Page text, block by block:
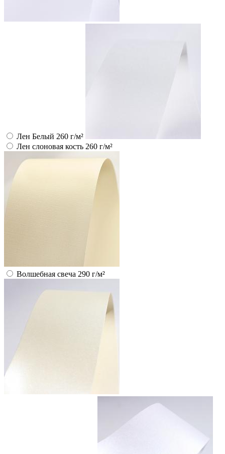
Лен Белый 260 г/м²
Лен слоновая кость 260 г/м²
Волшебная свеча 290 г/м²